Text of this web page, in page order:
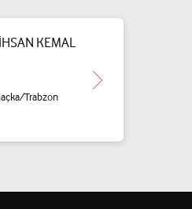
KEMAL
Trabzon